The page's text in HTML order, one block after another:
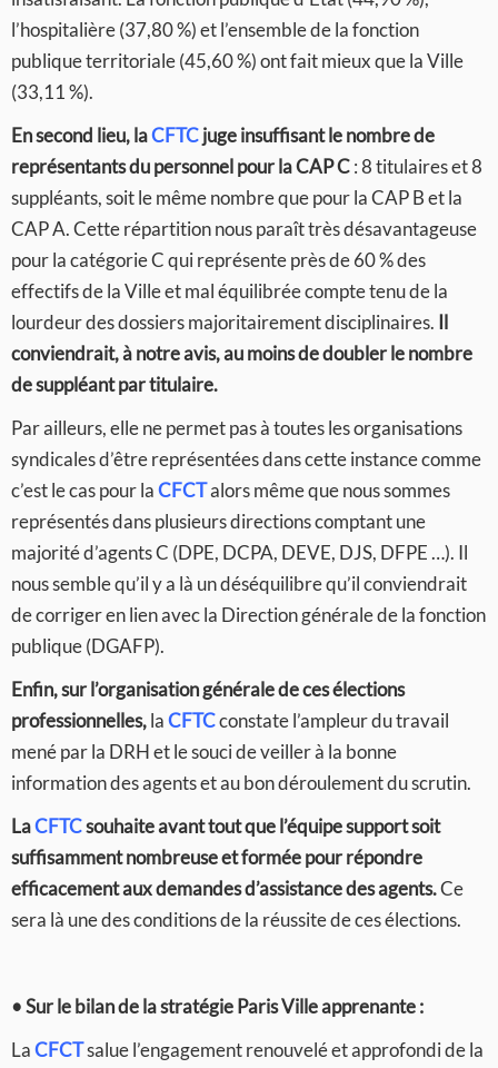
l’hospitalière (37,80 %) et l’ensemble de la fonction
publique territoriale (45,60 %) ont fait mieux que la Ville
(33,11 %).
En second lieu, laCFTCjuge insuffisant le nombre de
représentants du personnel pour la CAP C: 8 titulaires et 8
suppléants, soit le même nombre que pour la CAP B et la
CAP A. Cette répartition nous paraît très désavantageuse
pour la catégorie C qui représente près de 60 % des
effectifs de la Ville et mal équilibrée compte tenu de la
lourdeur des dossiers majoritairement disciplinaires. Il
conviendrait, à notre avis, au moins de doubler le nombre
de suppléant par titulaire.
Par ailleurs, elle ne permet pas à toutes les organisations
syndicales d’être représentées dans cette instance comme
c’est le cas pour laCFCTalors même que nous sommes
représentés dans plusieurs directions comptant une
majorité d’agents C (DPE, DCPA, DEVE, DJS, DFPE …). Il
nous semble qu’il y a là un déséquilibre qu’il conviendrait
de corriger en lien avec la Direction générale de la fonction
publique (DGAFP).
Enfin, sur l’organisation générale de ces élections
professionnelles,laCFTCconstate l’ampleur du travail
mené par la DRH et le souci de veiller à la bonne
information des agents et au bon déroulement du scrutin.
LaCFTCsouhaite avant tout que l’équipe support soit
suffisamment nombreuse et formée pour répondre
efficacement aux demandes d’assistance des agents.Ce
sera là une des conditions de la réussite de ces élections.
• Sur le bilan de la stratégie Paris Ville apprenante :
LaCFCTsalue l’engagement renouvelé et approfondi de la